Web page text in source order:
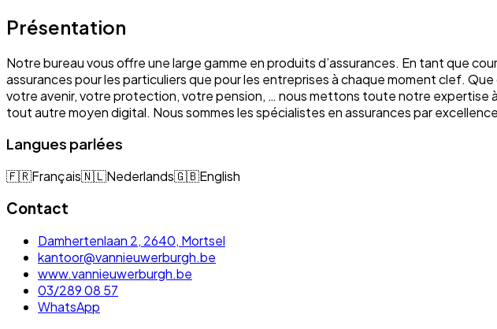
Présentation
Notre bureau vous offre une large gamme en produits d’assurances. En tant que
assurances pour les particuliers que pour les entreprises à chaque moment clef.
votre avenir, votre protection, votre pension, … nous mettons toute notre expertise
tout autre moyen digital. Nous sommes les spécialistes en assurances par
Langues parlées
🇫🇷Français🇳🇱Nederlands🇬🇧English
Contact
Damhertenlaan 2, 2640, Mortsel
kantoor@vannieuwerburgh.be
www.vannieuwerburgh.be
03/289 08 57
WhatsApp